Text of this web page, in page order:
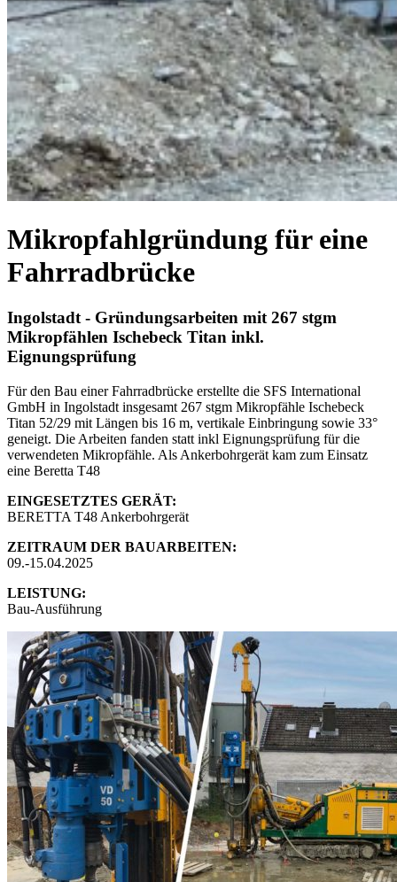
Mikropfahlgründung für eine
Fahrradbrücke
Ingolstadt - Gründungsarbeiten mit 267 stgm
Mikropfählen Ischebeck Titan inkl.
Eignungsprüfung
Für den Bau einer Fahrradbrücke erstellte die SFS International
GmbH in Ingolstadt insgesamt 267 stgm Mikropfähle Ischebeck
Titan 52/29 mit Längen bis 16 m, vertikale Einbringung sowie 33°
geneigt. Die Arbeiten fanden statt inkl Eignungsprüfung für die
verwendeten Mikropfähle. Als Ankerbohrgerät kam zum Einsatz
eine Beretta T48
EINGESETZTES GERÄT:
BERETTA T48 Ankerbohrgerät
ZEITRAUM DER BAUARBEITEN:
09.-15.04.2025
LEISTUNG:
Bau-Ausführung